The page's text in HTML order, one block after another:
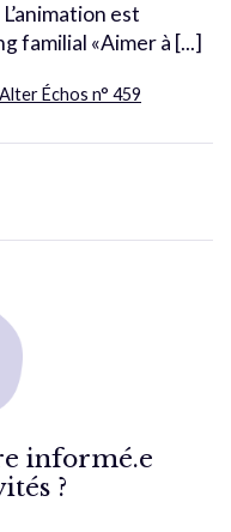
est
familial «Aimer à [...]
Alter Échos n° 459
informé.e
?